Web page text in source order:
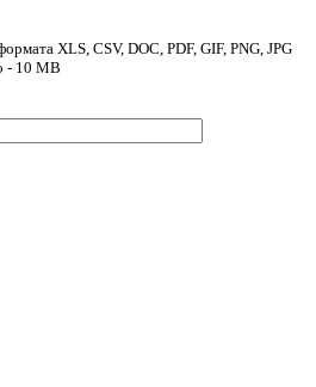
XLS, CSV, DOC, PDF, GIF, PNG, JPG
- 10 MB